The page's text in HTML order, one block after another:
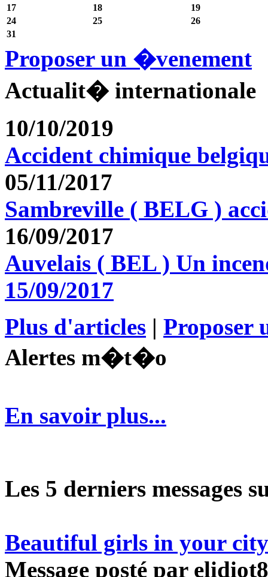
17
18
19
24
25
26
31
Proposer un �venement
Actualit� internationale
10/10/2019
Accident chimique
05/11/2017
Sambreville ( BELG )
16/09/2017
Auvelais ( BEL ) Un
15/09/2017
Plus d'articles | Proposer
Alertes m�t�o
En savoir plus...
Les 5 derniers messages
Beautiful girls in your
Message posté par